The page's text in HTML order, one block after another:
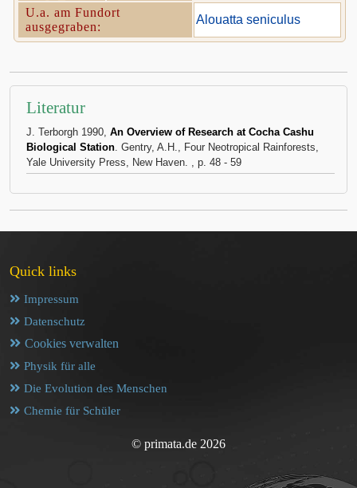
U.a. am Fundort
ausgegraben:
Alouatta seniculus
Literatur
J. Terborgh 1990, An Overview of Research at Cocha Cashu
Biological Station. Gentry, A.H., Four Neotropical Rainforests,
Yale University Press, New Haven. , p. 48 - 59
Quick links
Impressum
Datenschutz
Cookies verwalten
Physik für alle
Die Evolution des Menschen
Chemie für Schüler
© primata.de 2026